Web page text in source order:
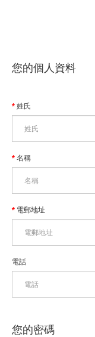
您的個人資料
姓氏
名稱
電郵地址
電話
您的密碼